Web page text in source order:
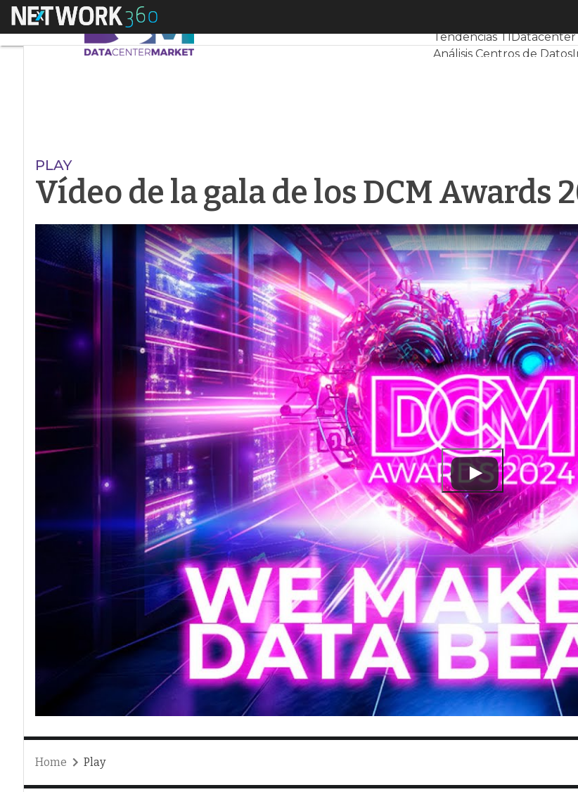
Menú
Tendencias TI
Análisis Centros de Datos
PLAY
Vídeo de la gala de los DCM Awards
Home Play